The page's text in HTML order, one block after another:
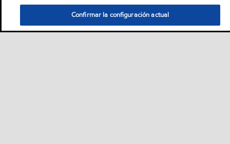
Confirmar la configuración actual